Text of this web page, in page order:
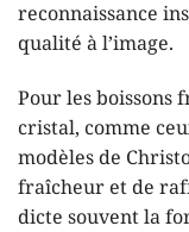
reconnaissance
qualité à l’image.
Pour les boissons
cristal, comme
modèles de
fraîcheur et de
dicte souvent la